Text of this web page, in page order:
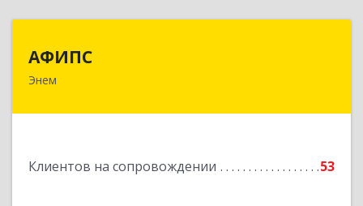
АФИПС
Энем
Клиентов на сопровождении 53
385132, Адыгея Респ, Тахтамукайский р-н, Энем